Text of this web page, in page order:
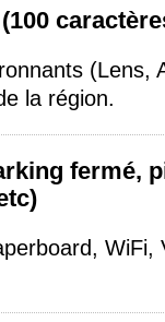
(Lens,
la région.
fermé,
WiFi,